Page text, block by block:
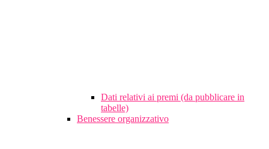
Dati relativi ai premi (da pubblicare in
tabelle)
Benessere organizzativo